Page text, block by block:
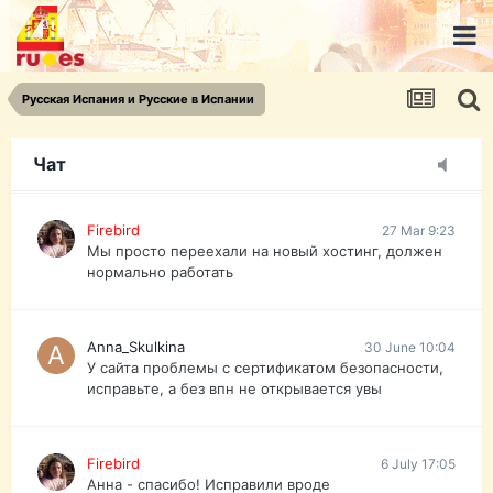
Русская Испания и Русские в Испании
Чат
urist.dokument@gmail.com
https://pasport-ua.com/
Телеграмм @uristpassua
Firebird
Друзья - из России без VPN сайт и форум
Firebird 27 Mar 9:23
Мы просто переехали на новый хостинг, должен
нормально работать
Anna_Skulkina 30 June 10:04
У сайта проблемы с сертификатом безопасности,
исправьте, а без впн не открывается увы
Firebird 6 July 17:05
Анна - спасибо! Исправили вроде